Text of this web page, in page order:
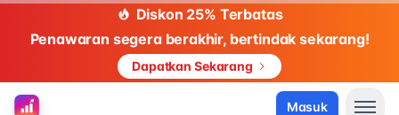
Diskon 25% Terbatas
Penawaran segera berakhir, bertindak sekarang!
Dapatkan Sekarang
Masuk